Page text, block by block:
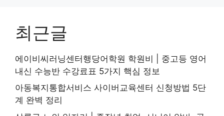
최근글
에이비씨러닝센터행당어학원 학원비 | 중고등 영어
내신 수능반 수강료표 5가지 핵심 정보
아동복지통합서비스 사이버교육센터 신청방법 5단
계 완벽 정리